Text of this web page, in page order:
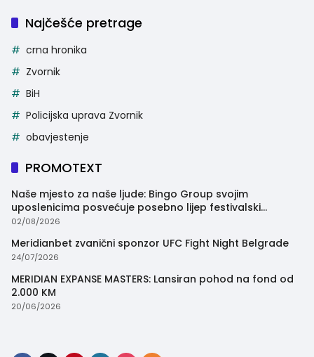
Najčešće pretrage
crna hronika
Zvornik
BiH
Policijska uprava Zvornik
obavjestenje
PROMOTEXT
Naše mjesto za naše ljude: Bingo Group svojim
uposlenicima posvećuje posebno lijep festivalski
trenutak
02/08/2026
Meridianbet zvanični sponzor UFC Fight Night Belgrade
24/07/2026
MERIDIAN EXPANSE MASTERS: Lansiran pohod na fond od
2.000 KM
20/06/2026